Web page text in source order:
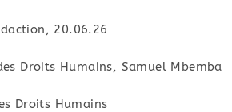
20.06.26
Droits Humains, Samuel Mbemba
Droits Humains